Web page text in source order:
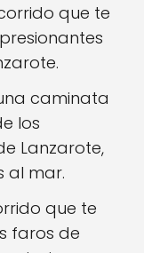
que te
caminata
los
Lanzarote,
al mar.
que te
faros de